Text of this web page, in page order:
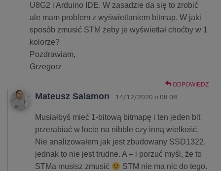
U8G2 i Arduino IDE. W zasadzie da się to zrobić
ale mam problem z wyświetlaniem bitmap. W jaki
sposób zmusić STM żeby je wyświetlał choćby w 1
kolorze?
Pozdrawiam,
Grzegorz
ODPOWIEDZ
Mateusz Salamon · 14/12/2020 o 08:08
Musiałbyś mieć 1-bitową bitmapę i ten jeden bit
przerabiać w locie na nibble czy inną wielkość.
Nie analizowałem jak jest zbudowany SSD1322,
jednak to nie jest trudne. A – i porzuć myśl, że to
STMa musisz zmusić
STM nie ma nic do tego.